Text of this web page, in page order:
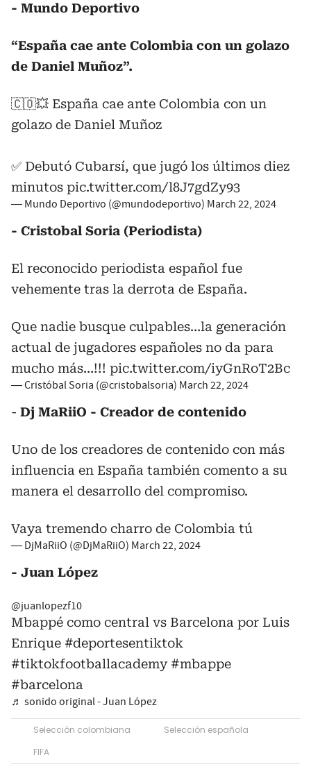
- Mundo Deportivo
“España cae ante Colombia con un golazo
de Daniel Muñoz”.
🇨🇴💥 España cae ante Colombia con un
golazo de Daniel Muñoz
✅ Debutó Cubarsí, que jugó los últimos diez
minutos pic.twitter.com/l8J7gdZy93
— Mundo Deportivo (@mundodeportivo) March 22, 2024
- Cristobal Soria (Periodista)
El reconocido periodista español fue
vehemente tras la derrota de España.
Que nadie busque culpables…la generación
actual de jugadores españoles no da para
mucho más…!!! pic.twitter.com/iyGnRoT2Bc
— Cristóbal Soria (@cristobalsoria) March 22, 2024
- Dj MaRiiO - Creador de contenido
Uno de los creadores de contenido con más
influencia en España también comento a su
manera el desarrollo del compromiso.
Vaya tremendo charro de Colombia tú
— DjMaRiiO (@DjMaRiiO) March 22, 2024
- Juan López
@juanlopezf10
Mbappé como central vs Barcelona por Luis
Enrique #deportesentiktok
#tiktokfootballacademy #mbappe
#barcelona
♬ sonido original - Juan López
Selección colombiana
Selección española
FIFA